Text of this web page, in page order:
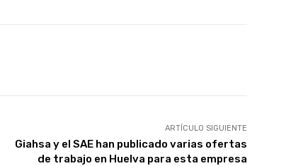
ARTÍCULO SIGUIENTE
Giahsa y el SAE han publicado varias ofertas
de trabajo en Huelva para esta empresa